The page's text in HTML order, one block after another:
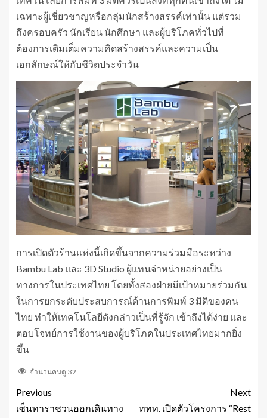
เฉพาะผู้เชี่ยวชาญหรือกลุ่มนักสร้างสรรค์เท่านั้น แต่รวม
ถึงครอบครัว นักเรียน นักศึกษา และผู้บริโภคทั่วไปที่
ต้องการเติมเต็มความคิดสร้างสรรค์และความเป็น
เอกลักษณ์ให้กับชีวิตประจำวัน
การเปิดตัวร้านแห่งนี้เกิดขึ้นจากความร่วมมือระหว่าง
Bambu Lab และ 3D Studio ผู้แทนจำหน่ายอย่างเป็น
ทางการในประเทศไทย โดยทั้งสองฝ่ายมีเป้าหมายร่วมกัน
ในการยกระดับประสบการณ์ด้านการพิมพ์ 3 มิติของคน
ไทย ทำให้เทคโนโลยีดังกล่าวเป็นที่รู้จัก เข้าถึงได้ง่าย และ
ตอบโจทย์การใช้งานของผู้บริโภคในประเทศไทยมากยิ่ง
ขึ้น
จำนวนคนดู 32
Previous
เซ็นทาราชวนออกเดินทาง
Next
ททท. เปิดตัวโครงการ “Rest